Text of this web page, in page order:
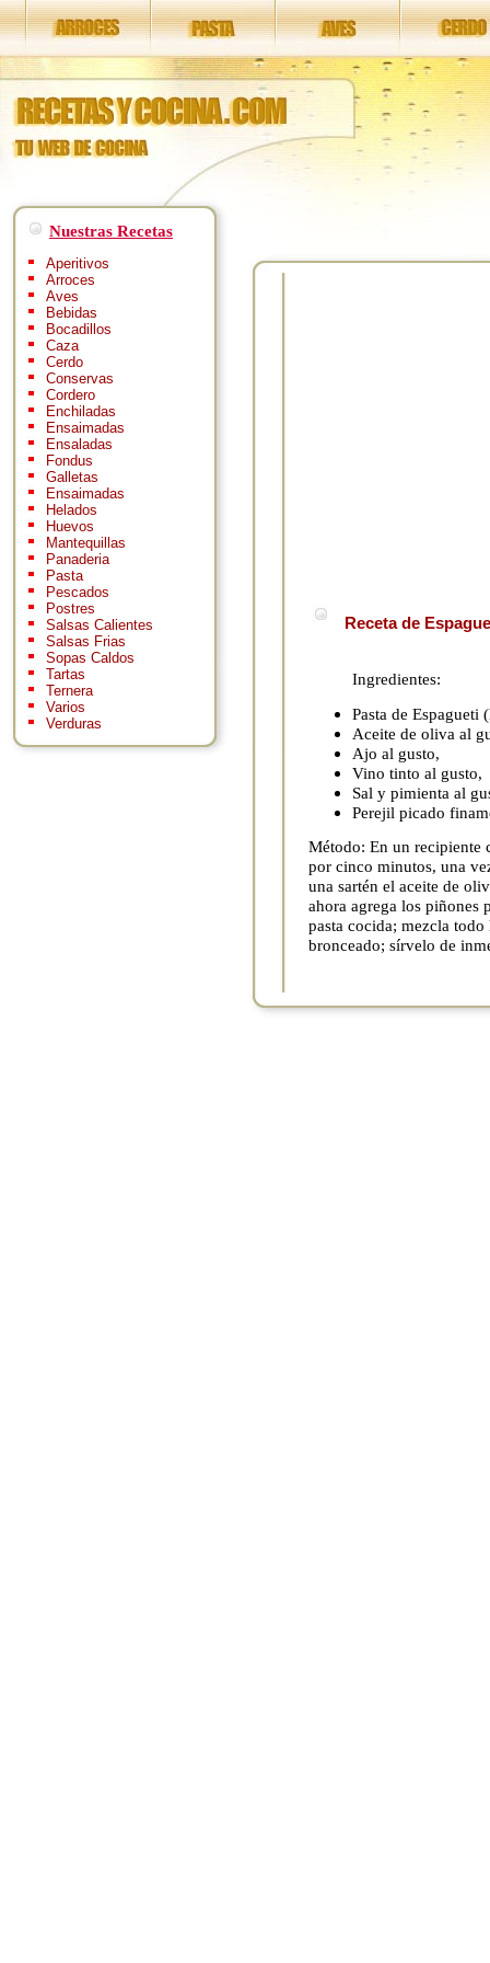
Nuestras Recetas
Aperitivos
Arroces
Aves
Bebidas
Bocadillos
Caza
Cerdo
Conservas
Cordero
Enchiladas
Ensaimadas
Ensaladas
Fondus
Galletas
Ensaimadas
Helados
Huevos
Mantequillas
Panaderia
Pasta
Pescados
Postres
Salsas Calientes
Salsas Frias
Sopas Caldos
Tartas
Ternera
Varios
Verduras
Receta de
Ingredientes:
Pasta de Espagueti
Aceite de oliva al
Ajo al gusto,
Vino tinto al gusto,
Sal y pimienta al
Perejil picado
Método: En un recipiente
por cinco minutos, una
una sartén el aceite de
ahora agrega los
pasta cocida; mezcla
bronceado; sírvelo de